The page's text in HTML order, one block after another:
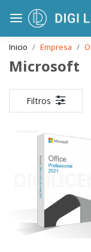
Inicio Empresa
Microsoft
Filtros